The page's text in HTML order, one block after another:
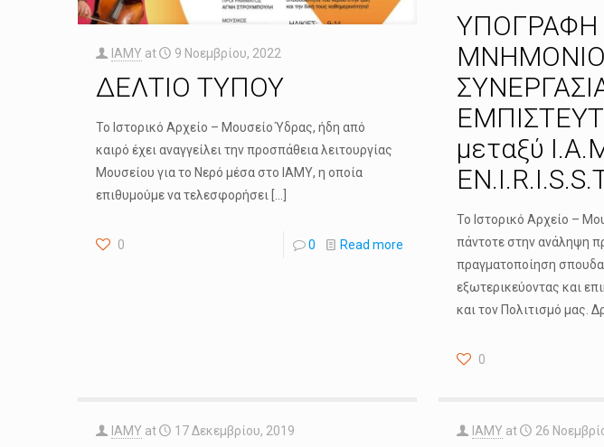
IAMY at 9 Νοεμβρίου, 2022
ΔΕΛΤΙΟ ΤΥΠΟΥ
Το Ιστορικό Αρχείο – Μουσείο Ύδρας, ήδη από
καιρό έχει αναγγείλει την προσπάθεια λειτουργίας
Μουσείου για το Νερό μέσα στο ΙΑΜΥ, η οποία
επιθυμούμε να τελεσφορήσει
0 0 Read more
ΥΠΟΓΡΑΦΗ
μεταξύ
Το Ιστορικό Αρχείο –
πάντοτε στην ανάληψη
πραγματοποίηση
εξωτερικεύοντας και
και τον Πολιτισμό μας.
0
IAMY at 17 Δεκεμβρίου, 2019 IAMY at 26